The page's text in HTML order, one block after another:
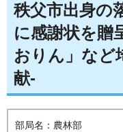
秩父市出身の
に感謝状を贈
おりん」など
献-
部局名：農林部